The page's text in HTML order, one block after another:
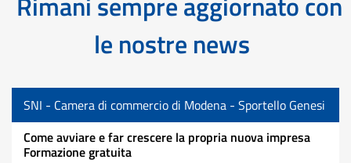
le nostre news
SNI - Camera di commercio di Modena - Sportello Genesi
Come avviare e far crescere la propria nuova impresa
Formazione gratuita